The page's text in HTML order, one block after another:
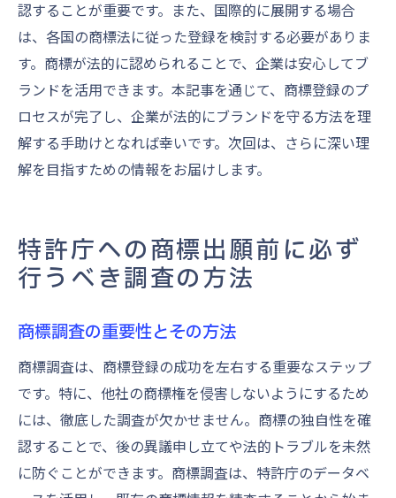
認することが重要です。また、国際的に展開する場合
は、各国の商標法に従った登録を検討する必要がありま
す。商標が法的に認められることで、企業は安心してブ
ランドを活用できます。本記事を通じて、商標登録のプ
ロセスが完了し、企業が法的にブランドを守る方法を理
解する手助けとなれば幸いです。次回は、さらに深い理
解を目指すための情報をお届けします。
特許庁への商標出願前に必ず
行うべき調査の方法
商標調査の重要性とその方法
商標調査は、商標登録の成功を左右する重要なステップ
です。特に、他社の商標権を侵害しないようにするため
には、徹底した調査が欠かせません。商標の独自性を確
認することで、後の異議申し立てや法的トラブルを未然
に防ぐことができます。商標調査は、特許庁のデータベ